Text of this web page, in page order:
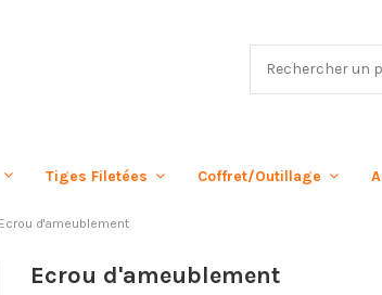
Tiges Filetées Coffret/Outillage
Ecrou d'ameublement
Ecrou d'ameublement